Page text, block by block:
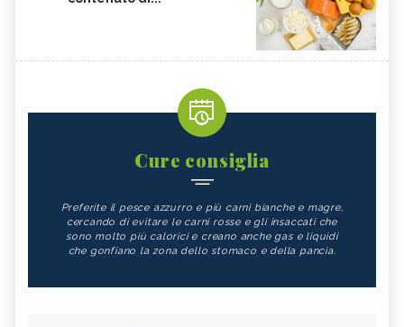
Cure consiglia
Preferite il pesce azzurro e più carni bianche e magre,
cercando di evitare le carni rosse e gli insaccati che
sono molto più calorici e creano anche gas e liquidi
che gonfiano la zona dello stomaco e della pancia.